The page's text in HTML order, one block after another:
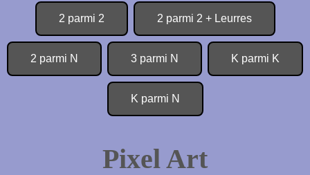
2 parmi 2 2 parmi 2 + Leurres
2 parmi N 3 parmi N K parmi K
K parmi N
Pixel Art